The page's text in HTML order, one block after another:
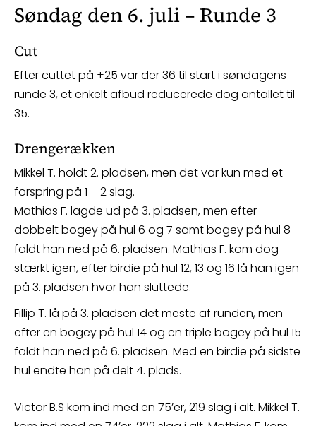
Søndag den 6. juli – Runde 3
Cut
Efter cuttet på +25 var der 36 til start i søndagens
runde 3, et enkelt afbud reducerede dog antallet til
35.
Drengerækken
Mikkel T. holdt 2. pladsen, men det var kun med et
forspring på 1 – 2 slag.
Mathias F. lagde ud på 3. pladsen, men efter
dobbelt bogey på hul 6 og 7 samt bogey på hul 8
faldt han ned på 6. pladsen. Mathias F. kom dog
stærkt igen, efter birdie på hul 12, 13 og 16 lå han igen
på 3. pladsen hvor han sluttede.
Fillip T. lå på 3. pladsen det meste af runden, men
efter en bogey på hul 14 og en triple bogey på hul 15
faldt han ned på 6. pladsen. Med en birdie på sidste
hul endte han på delt 4. plads.
Victor B.S kom ind med en 75’er, 219 slag i alt. Mikkel T.